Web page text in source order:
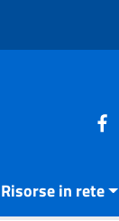
Risorse in rete